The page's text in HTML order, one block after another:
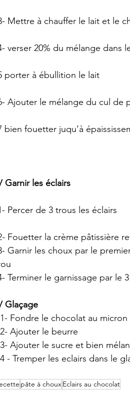
Mettre à chauffer le lait et le
verser 20% du mélange dans
porter à ébullition le lait
Ajouter le mélange du cul de
bien fouetter juqu’à
Garnir les éclairs
Percer de 3 trous les éclairs
Fouetter la crème pâtissière
Garnir les choux par le
Terminer le garnissage par le
Glaçage
Fondre le chocolat au micron
Ajouter le beurre
Ajouter le sucre et bien
- Tremper les eclairs dans le
pâte à chouxEclairs au chocolat